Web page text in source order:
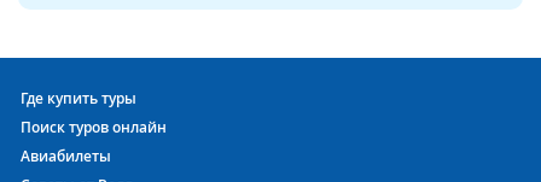
Где купить туры
Поиск туров онлайн
Авиабилеты